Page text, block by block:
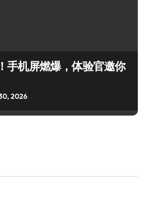
手机屏燃爆，体验官邀你
2026